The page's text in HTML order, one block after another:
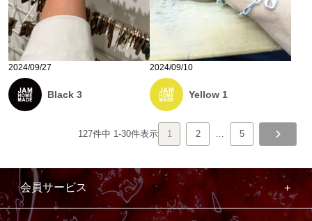
2024/09/27
Black 3
2024/09/10
Yellow 1
127件中 1-30件表示 1 2 … 5
会員サービス